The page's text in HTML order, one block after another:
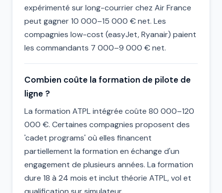
expérimenté sur long-courrier chez Air France
peut gagner 10 000–15 000 € net. Les
compagnies low-cost (easyJet, Ryanair) paient
les commandants 7 000–9 000 € net.
Combien coûte la formation de pilote de
ligne ?
La formation ATPL intégrée coûte 80 000–120
000 €. Certaines compagnies proposent des
'cadet programs' où elles financent
partiellement la formation en échange d'un
engagement de plusieurs années. La formation
dure 18 à 24 mois et inclut théorie ATPL, vol et